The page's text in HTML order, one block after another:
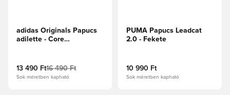
adidas Originals Papucs
adilette - Core
13 490 Ft16 490 Ft
Sok méretben kapható
PUMA Papucs Leadcat
2.0 - Fekete
10 990 Ft
Sok méretben kapható